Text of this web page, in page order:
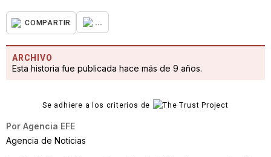
COMPARTIR ...
ARCHIVO
Esta historia fue publicada hace más de 9 años.
Se adhiere a los criterios de
Por Agencia EFE
Agencia de Noticias